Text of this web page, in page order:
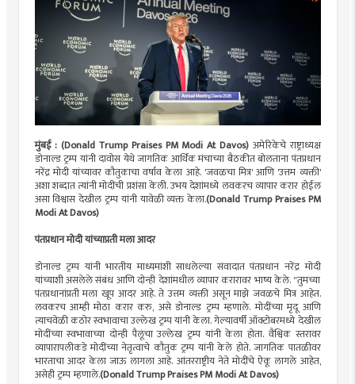
मुंबई : (Donald Trump Praises PM Modi At Davos) अमेरिकेचे राष्ट्राध्यक्ष
डोनाल्ड ट्रम्प यांनी दावोस येथे जागतिक आर्थिक मंचाच्या बैठकीत बोलताना पंतप्रधान
नरेंद्र मोदी यांच्यावर कौतुकाचा वर्षाव केला आहे. 'जवळचा मित्र' आणि 'उत्तम व्यक्ती'
अशा शब्दात त्यांनी मोदींची प्रशंसा केली. उभय देशांमध्ये लवकरच व्यापार करार होईल
असा विश्वास देखील ट्रम्प यांनी यावेळी व्यक्त केला.(Donald Trump Praises PM
Modi At Davos)
पंतप्रधान मोदी यांच्याप्रती मला आदर
डोनाल्ड ट्रम्प यांनी भारतीय माध्यमांशी साधलेल्या संवादात पंतप्रधान नरेंद्र मोदी
यांच्याशी असलेले संबंध आणि दोन्ही देशांमधील व्यापार करारावर भाष्य केले. "तुमच्या
पंतप्रधानांप्रती मला खूप आदर आहे. ते उत्तम व्यक्ती असून माझे जवळचे मित्र आहेत.
लवकरच आम्ही मोठा करार करु, असे डोनाल्ड ट्रम्प म्हणाले. मोदींच्या मृदू आणि
त्याचवेळी कठोर स्वभावाचा उल्लेख ट्रम्प यांनी केला. गेल्यावर्षी ऑक्टोबरमध्ये देखील
मोदींच्या स्वभावाच्या दोन्ही पैलूंचा उल्लेख ट्रम्प यांनी केला होता. वैश्विक स्तरावर
व्यापारापलीकडे मोदींच्या नेतृत्वाचे कौतुक ट्रम्प यांनी केले होते. जागतिक पातळीवर
भारताचा आदर केला जाऊ लागला आहे. आंतरराष्ट्रीय नेते मोदींचे ऐकू लागले आहेत,
असेही ट्रम्प म्हणाले.(Donald Trump Praises PM Modi At Davos)